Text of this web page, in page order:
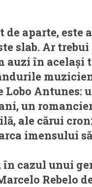
aparte, este
slab. Ar
auzi în
Lobo Antunes:
un
ale cărui
imensului
în cazul unui
Rebelo